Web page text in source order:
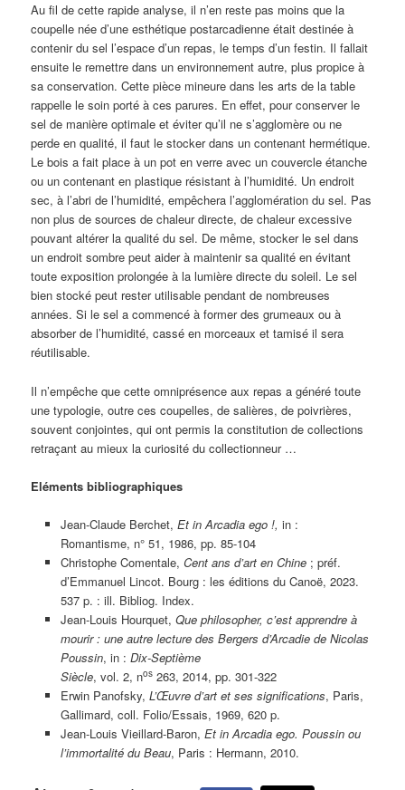
Au fil de cette rapide analyse, il n’en reste pas moins que la
coupelle née d’une esthétique postarcadienne était destinée à
contenir du sel l’espace d’un repas, le temps d’un festin. Il fallait
ensuite le remettre dans un environnement autre, plus propice à
sa conservation. Cette pièce mineure dans les arts de la table
rappelle le soin porté à ces parures. En effet, pour conserver le
sel de manière optimale et éviter qu’il ne s’agglomère ou ne
perde en qualité, il faut le stocker dans un contenant hermétique.
Le bois a fait place à un pot en verre avec un couvercle étanche
ou un contenant en plastique résistant à l’humidité. Un endroit
sec, à l’abri de l’humidité, empêchera l’agglomération du sel. Pas
non plus de sources de chaleur directe, de chaleur excessive
pouvant altérer la qualité du sel. De même, stocker le sel dans
un endroit sombre peut aider à maintenir sa qualité en évitant
toute exposition prolongée à la lumière directe du soleil. Le sel
bien stocké peut rester utilisable pendant de nombreuses
années. Si le sel a commencé à former des grumeaux ou à
absorber de l’humidité, cassé en morceaux et tamisé il sera
réutilisable.
Il n’empêche que cette omniprésence aux repas a généré toute
une typologie, outre ces coupelles, de salières, de poivrières,
souvent conjointes, qui ont permis la constitution de collections
retraçant au mieux la curiosité du collectionneur …
Eléments bibliographiques
Jean-Claude Berchet, Et in Arcadia ego !, in :
Romantisme, n° 51,‎ 1986, pp. 85-104
Christophe Comentale, Cent ans d’art en Chine; préf.
d’Emmanuel Lincot. Bourg : les éditions du Canoë, 2023.
537 p. : ill. Bibliog. Index.
Jean-Louis Hourquet, Que philosopher, c’est apprendre à
mourir : une autre lecture des Bergers d’Arcadie de Nicolas
Poussin, in : Dix-Septième
Siècle, vol. 2, nos263,‎ 2014, pp. 301-322
Erwin Panofsky, L’Œuvre d’art et ses significations, Paris,
Gallimard, coll. Folio/Essais, 1969, 620 p.
Jean-Louis Vieillard-Baron, Et in Arcadia ego. Poussin ou
l’immortalité du Beau, Paris : Hermann, 2010.